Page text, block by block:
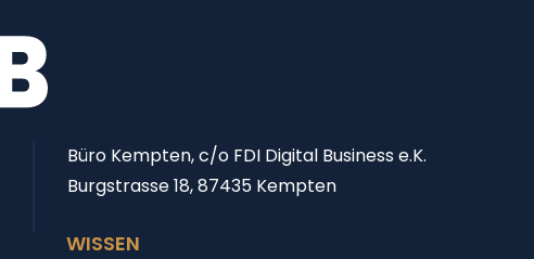
Büro Kempten, c/o FDI Digital Business e.K.
Burgstrasse 18, 87435 Kempten
WISSEN